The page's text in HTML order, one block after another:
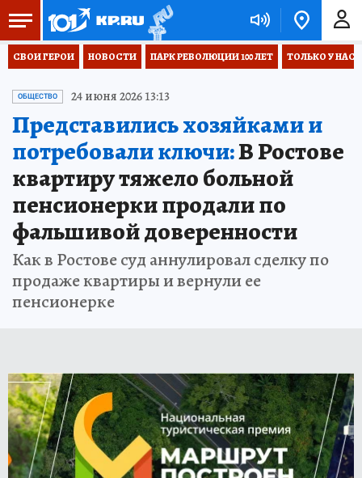
СВОИ ГЕРОИ НОВОСТИ ПАРК РЕВОЛЮЦИИ 100 ЛЕТ ТОЛЬКО У НАС
ОБЩЕСТВО 24 июня 2026 13:13
Представились хозяйками и
потребовали ключи:В Ростове
квартиру тяжело больной
пенсионерки продали по
фальшивой доверенности
Как в Ростове суд аннулировал сделку по
продаже квартиры и вернули ее
пенсионерке